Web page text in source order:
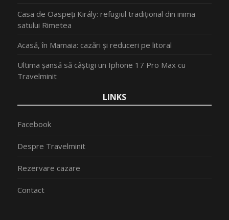
Casa de Oaspeți Király: refugiul tradițional din inima
satului Rimetea
Acasă, în Mamaia: cazări și reduceri pe litoral
Ultima șansă să câștigi un Iphone 17 Pro Max cu
Travelminit
LINKS
Facebook
Despre Travelminit
Rezervare cazare
Contact